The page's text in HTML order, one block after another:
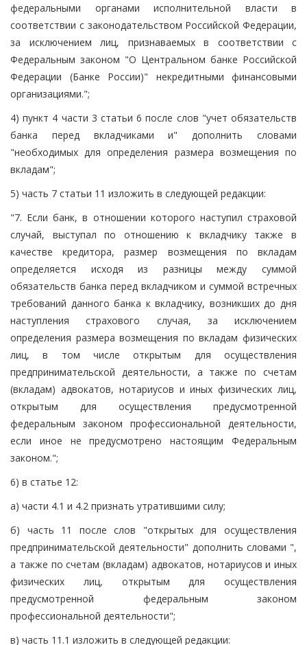
федеральными органами исполнительной власти в
соответствии с законодательством Российской Федерации,
за исключением лиц, признаваемых в соответствии с
Федеральным законом "О Центральном банке Российской
Федерации (Банке России)" некредитными финансовыми
организациями.";
4) пункт 4 части 3 статьи 6 после слов "учет обязательств
банка перед вкладчиками и" дополнить словами
"необходимых для определения размера возмещения по
вкладам";
5) часть 7 статьи 11 изложить в следующей редакции:
"7. Если банк, в отношении которого наступил страховой
случай, выступал по отношению к вкладчику также в
качестве кредитора, размер возмещения по вкладам
определяется исходя из разницы между суммой
обязательств банка перед вкладчиком и суммой встречных
требований данного банка к вкладчику, возникших до дня
наступления страхового случая, за исключением
определения размера возмещения по вкладам физических
лиц, в том числе открытым для осуществления
предпринимательской деятельности, а также по счетам
(вкладам) адвокатов, нотариусов и иных физических лиц,
открытым для осуществления предусмотренной
федеральным законом профессиональной деятельности,
если иное не предусмотрено настоящим Федеральным
законом.";
6) в статье 12:
а) части 4.1 и 4.2 признать утратившими силу;
б) часть 11 после слов "открытых для осуществления
предпринимательской деятельности" дополнить словами ",
а также по счетам (вкладам) адвокатов, нотариусов и иных
физических лиц, открытым для осуществления
предусмотренной федеральным законом
профессиональной деятельности";
в) часть 11.1 изложить в следующей редакции: